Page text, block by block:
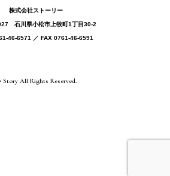
株式会社ストーリー
⽯川県⼩松市上牧町1丁目30-2
46-6571 ／ FAX 0761-46-6591
Story All Rights Reserved.